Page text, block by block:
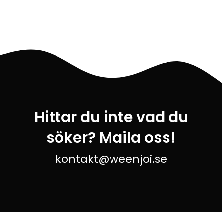
Hittar du inte vad du
söker? Maila oss!
kontakt@weenjoi.se